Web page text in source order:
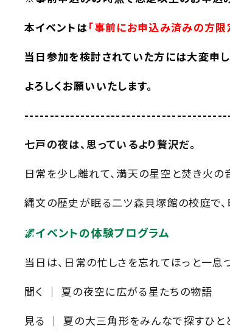
本イベントは「事前にお申込み済みの方限
当日参加を検討されていた方には大変申
よろしくお願いいたします。
七戸の夜は、思っているより贅沢だ。
日常を少し離れて、満天の星空と焚き火
縄文の歴史が眠る二ツ森貝塚館の校庭で
🌌イベントの体験プログラム
当日は、日常の忙しさを忘れてほっと一息
聞く ｜ 夏の夜空に広がる星たちの物語
見る ｜ 夏の大三角形をみんなで探すひと